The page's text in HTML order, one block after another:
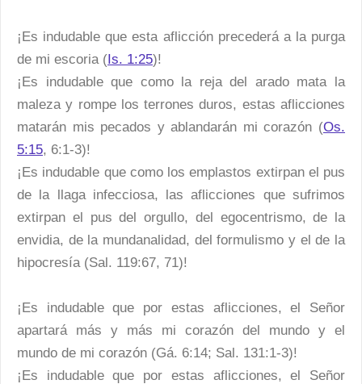
¡Es indudable que esta aflicción precederá a la purga
de mi escoria (Is. 1:25)!
¡Es indudable que como la reja del arado mata la
maleza y rompe los terrones duros, estas aflicciones
matarán mis pecados y ablandarán mi corazón (Os.
5:15, 6:1-3)!
¡Es indudable que como los emplastos extirpan el pus
de la llaga infecciosa, las aflicciones que sufrimos
extirpan el pus del orgullo, del egocentrismo, de la
envidia, de la mundanalidad, del formulismo y el de la
hipocresía (Sal. 119:67, 71)!
¡Es indudable que por estas aflicciones, el Señor
apartará más y más mi corazón del mundo y el
mundo de mi corazón (Gá. 6:14; Sal. 131:1-3)!
¡Es indudable que por estas aflicciones, el Señor